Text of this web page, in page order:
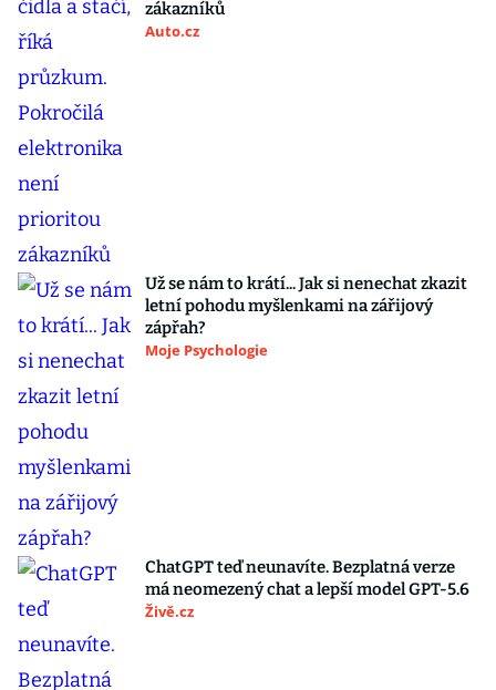
zákazníků
Auto.cz
Už se nám to krátí... Jak si nenechat zkazit
letní pohodu myšlenkami na zářijový
zápřah?
Moje Psychologie
ChatGPT teď neunavíte. Bezplatná verze
má neomezený chat a lepší model GPT-5.6
Živě.cz